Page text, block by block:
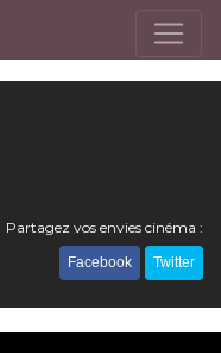
Partagez vos envies cinéma :
Facebook Twitter